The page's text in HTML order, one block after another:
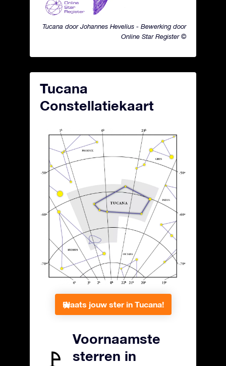
Tucana door Johannes Hevelius - Bewerking door
Online Star Register ©
Tucana
Constellatiekaart
Plaats jouw ster in Tucana!
Voornaamste
sterren in